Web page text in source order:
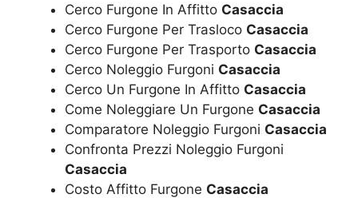
Cerco Furgone In Affitto Casaccia
Cerco Furgone Per Trasloco Casaccia
Cerco Furgone Per Trasporto Casaccia
Cerco Noleggio Furgoni Casaccia
Cerco Un Furgone In Affitto Casaccia
Come Noleggiare Un Furgone Casaccia
Comparatore Noleggio Furgoni Casaccia
Confronta Prezzi Noleggio Furgoni
Casaccia
Costo Affitto Furgone Casaccia